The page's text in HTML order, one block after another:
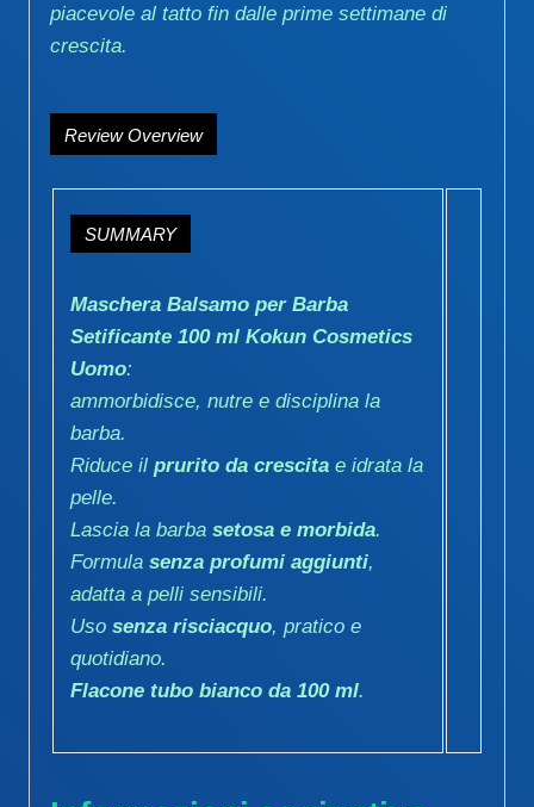
piacevole al tatto fin dalle prime settimane di
crescita.
Review Overview
SUMMARY
Maschera Balsamo per Barba
Setificante 100 ml Kokun Cosmetics
Uomo:
ammorbidisce, nutre e disciplina la
barba.
Riduce il prurito da crescita e idrata la
pelle.
Lascia la barba setosa e morbida.
Formula senza profumi aggiunti,
adatta a pelli sensibili.
Uso senza risciacquo, pratico e
quotidiano.
Flacone tubo bianco da 100 ml.